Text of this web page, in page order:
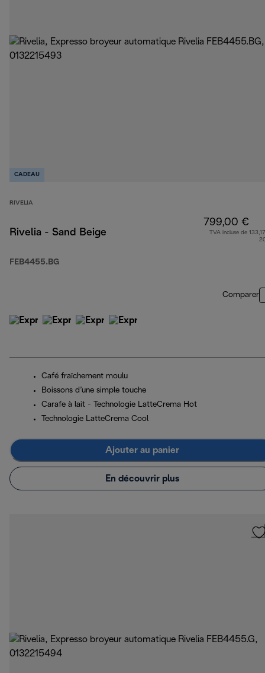
CADEAU
RIVELIA
Rivelia - Sand Beige
FEB4455.BG
799,00 €
TVA incluse de
Comparer
Café fraîchement moulu
Boissons d’une simple touche
Carafe à lait - Technologie LatteCrema Hot
Technologie LatteCrema Cool
Ajouter au panier
En découvrir plus